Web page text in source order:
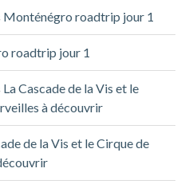
Monténégro roadtrip jour 1
roadtrip jour 1
La Cascade de la Vis et le
à découvrir
de la Vis et le Cirque de